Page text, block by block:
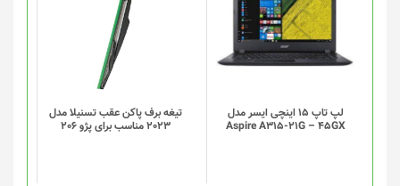
لپ تاپ 15 اینچی ایسر مدل
Aspire A315-21G – 45GX
تیغه برف پاکن عقب تسنیلا مدل
2023 مناسب برای پژو 206